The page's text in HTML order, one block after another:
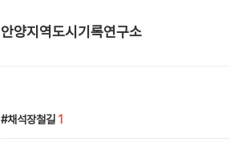
안양지역도시기록연구소
채석장철길 1